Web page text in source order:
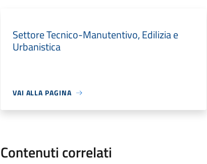
Settore Tecnico-Manutentivo, Edilizia e
Urbanistica
VAI ALLA PAGINA
Contenuti correlati